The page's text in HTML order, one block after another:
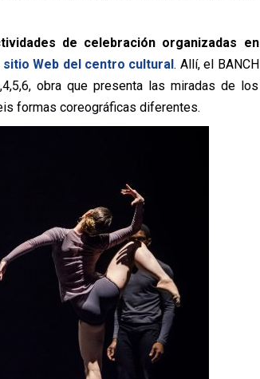
de celebración organizadas en
sitio Web del centro cultural. Allí, el BANCH
obra que presenta las miradas de los
formas coreográficas diferentes.